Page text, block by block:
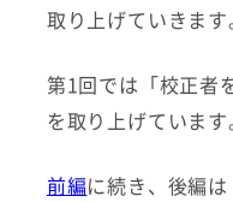
取り上げていきます
第1回では「校正者
を取り上げています
前編に続き、後編